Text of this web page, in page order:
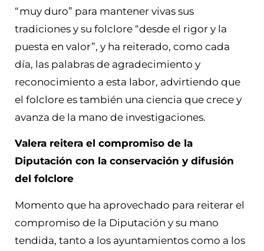
“muy duro” para mantener vivas sus
tradiciones y su folclore “desde el rigor y la
puesta en valor”, y ha reiterado, como cada
día, las palabras de agradecimiento y
reconocimiento a esta labor, advirtiendo que
el folclore es también una ciencia que crece y
avanza de la mano de investigaciones.
Valera reitera el compromiso de la
Diputación con la conservación y difusión
del folclore
Momento que ha aprovechado para reiterar el
compromiso de la Diputación y su mano
tendida, tanto a los ayuntamientos como a los